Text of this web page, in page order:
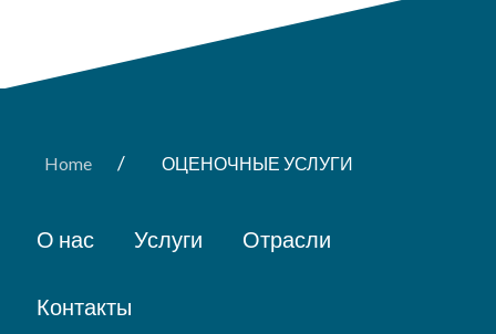
Home / ОЦЕНОЧНЫЕ УСЛУГИ
О нас Услуги Отрасли
Контакты